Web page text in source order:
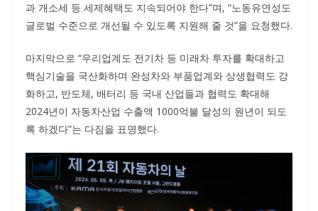
과 개소세 등 세제혜택도 지속되어야 한다”며, “노동유연성도
글로벌 수준으로 개선될 수 있도록 지원해 줄 것”을 요청했다.
마지막으로 “우리업계도 전기차 등 미래차 투자를 확대하고
핵심기술을 국산화하며 완성차와 부품업계와 상생협력도 강
화하고, 반도체, 배터리 등 국내 산업들과 협력도 확대해
2024년이 자동차산업 수출액 1000억불 달성의 원년이 되도
록 하겠다”는 다짐을 표명했다.